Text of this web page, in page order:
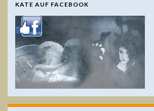
KATE AUF FACEBOOK